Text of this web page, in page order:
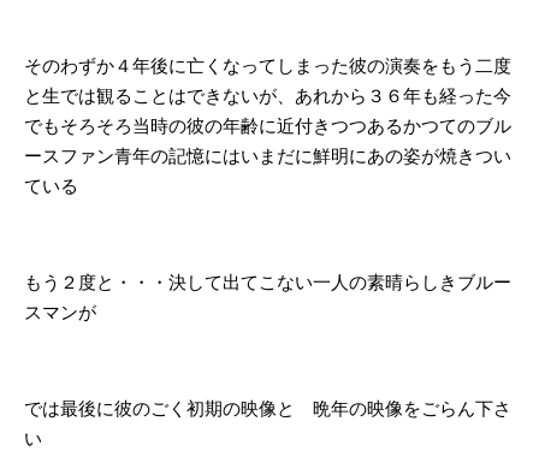
そのわずか４年後に亡くなってしまった彼の演奏をもう二度
と生では観ることはできないが、あれから３６年も経った今
でもそろそろ当時の彼の年齢に近付きつつあるかつてのブル
ースファン青年の記憶にはいまだに鮮明にあの姿が焼きつい
ている
もう２度と・・・決して出てこない一人の素晴らしきブルー
スマンが
では最後に彼のごく初期の映像と 晩年の映像をごらん下さ
い